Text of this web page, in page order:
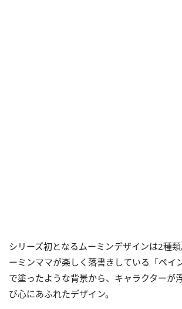
シリーズ初となるムーミンデザインは2種
ーミンママが楽しく落書きしている「ペイ
で塗ったような背景から、キャラクターが
び心にあふれたデザイン。